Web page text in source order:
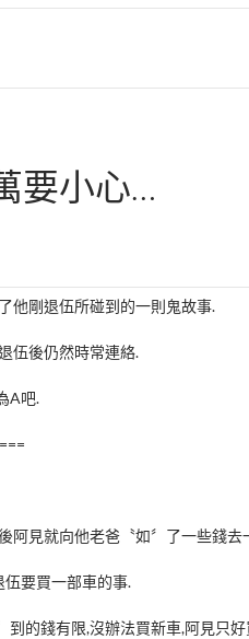
要小心…
他剛退伍所碰到的一則鬼故事.
伍後仍然時常連絡.
A吧.
阿見就向他老爸〝如〞了一些錢去
要買一部車的事.
到的錢有限,沒辦法買新車,阿見只